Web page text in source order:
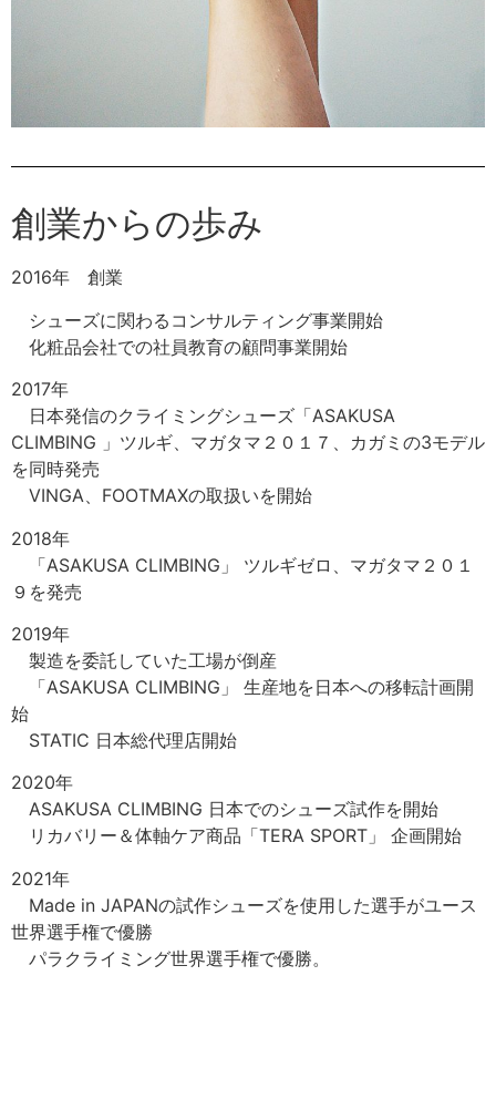
創業からの歩み
2016年 創業
シューズに関わるコンサルティング事業開始
化粧品会社での社員教育の顧問事業開始
2017年
日本発信のクライミングシューズ「ASAKUSA
CLIMBING 」ツルギ、マガタマ２０１７、カガミの3モデル
を同時発売
VINGA、FOOTMAXの取扱いを開始
2018年
「ASAKUSA CLIMBING」 ツルギゼロ、マガタマ２０１
９を発売
2019年
製造を委託していた工場が倒産
「ASAKUSA CLIMBING」 生産地を日本への移転計画開
始
STATIC 日本総代理店開始
2020年
ASAKUSA CLIMBING 日本でのシューズ試作を開始
リカバリー＆体軸ケア商品「TERA SPORT」 企画開始
2021年
Made in JAPANの試作シューズを使用した選手がユース
世界選手権で優勝
パラクライミング世界選手権で優勝。